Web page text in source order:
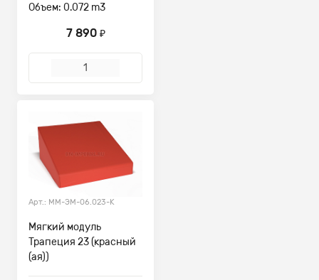
Объем: 0.072 m3
7 890 ₽
Арт.: ММ-ЭМ-06.023-К
Мягкий модуль
Трапеция 23 (красный
(ая))